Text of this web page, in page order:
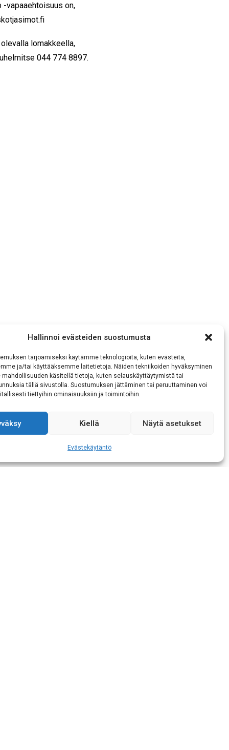
Hallinnoi evästeiden suostumusta
tarjoamiseksi käytämme teknologioita, kuten evästeitä,
ja/tai käyttääksemme laitetietoja. Näiden tekniikoiden hyväksyminen
mahdollisuuden käsitellä tietoja, kuten selauskäyttäytymistä tai
tällä sivustolla. Suostumuksen jättäminen tai peruuttaminen voi
tiettyihin ominaisuuksiin ja toimintoihin.
Kiellä Näytä asetukset
Evästekäytäntö
-vapaaehtoisuus on,
lomakkeella,
044 774 8897.
kanssa!
toimintaan
käsittelyn